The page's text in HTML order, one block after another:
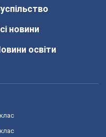
новини
освіти